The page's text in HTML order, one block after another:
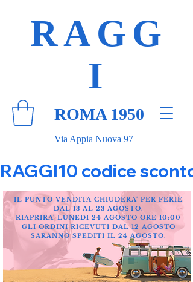
Via Appia Nuova 97
RAGG
I
ROMA 1950
RAGGI10 codice
IL PUNTO VENDITA CHIUDERA' PER FERIE
DAL 13 AL 23 AGOSTO.
RIAPRIRA' LUNEDI 24 AGOSTO ORE 10:00
GLI ORDINI RICEVUTI DAL 12 AGOSTO
SARANNO SPEDITI IL 24 AGOSTO.